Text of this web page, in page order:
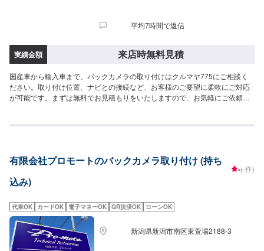
平均7時間で返信
実績金額 来店時無料見積
国産車から輸入車まで、バックカメラの取り付けはクルマヤ775にご相談く
ださい。取り付け位置、ナビとの接続など、お客様のご要望に柔軟にご対応
が可能です。まずは無料でお見積もりをいたしますので、お気軽にご依頼く
有限会社プロモートのバックカメラ取り付け (持ち
込み)
-(-件)
代車OK カードOK 電子マネーOK QR決済OK ローンOK
新潟県新潟市南区東萱場2188-3